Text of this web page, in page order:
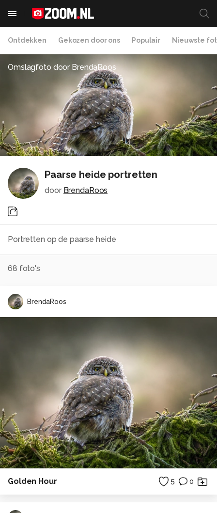
Ontdekken Gekozen door ons Populair Nieuwste
Omslagfoto door BrendaRoos
Paarse heide portretten
door BrendaRoos
Portretten op de paarse heide
68 foto's
BrendaRoos
Golden Hour 5 0